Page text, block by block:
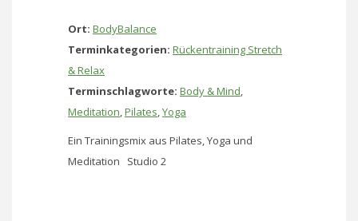
Ort: BodyBalance
Terminkategorien: Rückentraining Stretch
& Relax
Terminschlagworte: Body & Mind,
Meditation,Pilates,Yoga
Ein Trainingsmix aus Pilates, Yoga und
Meditation Studio 2